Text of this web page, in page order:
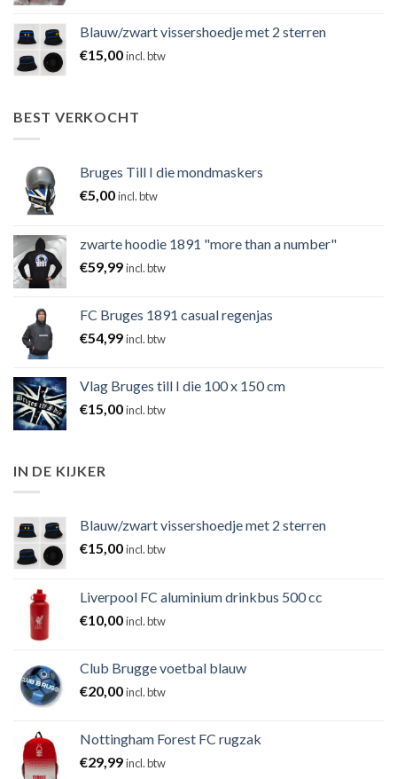
Blauw/zwart vissershoedje met 2 sterren
€15,00incl. btw
BEST VERKOCHT
Bruges Till I die mondmaskers
€5,00incl. btw
zwarte hoodie 1891 "more than a number"
€59,99incl. btw
FC Bruges 1891 casual regenjas
€54,99incl. btw
Vlag Bruges till I die 100 x 150 cm
€15,00incl. btw
IN DE KIJKER
Blauw/zwart vissershoedje met 2 sterren
€15,00incl. btw
Liverpool FC aluminium drinkbus 500 cc
€10,00incl. btw
Club Brugge voetbal blauw
€20,00incl. btw
Nottingham Forest FC rugzak
€29,99incl. btw